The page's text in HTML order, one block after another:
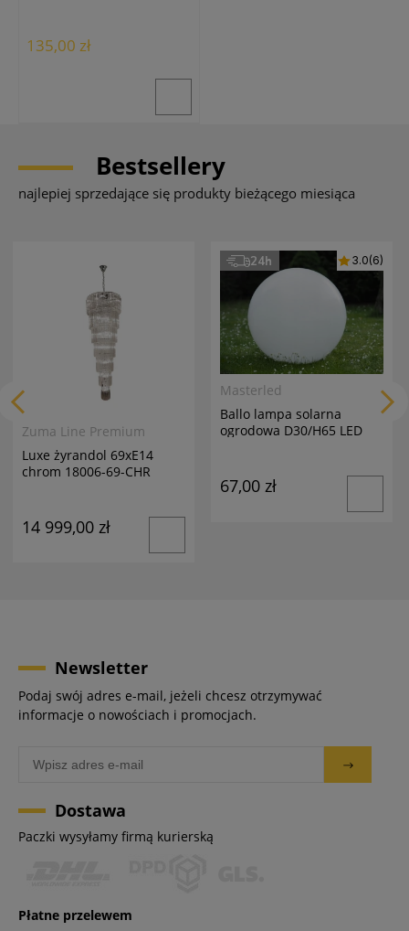
135,00 zł
Bestsellery
najlepiej sprzedające się produkty bieżącego miesiąca
Zuma Line Premium
Luxe żyrandol 69xE14
chrom 18006-69-CHR
14 999,00 zł
24h
Masterled
Ballo lampa solarna
ogrodowa D30/H65 LED
3.0(6)
67,00 zł
Newsletter
Podaj swój adres e-mail, jeżeli chcesz otrzymywać
informacje o nowościach i promocjach.
Dostawa
Paczki wysyłamy firmą kurierską
Płatne przelewem